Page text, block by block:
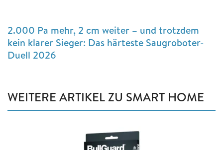
2.000 Pa mehr, 2 cm weiter – und trotzdem
kein klarer Sieger: Das härteste Saugroboter-
Duell 2026
WEITERE ARTIKEL ZU SMART HOME